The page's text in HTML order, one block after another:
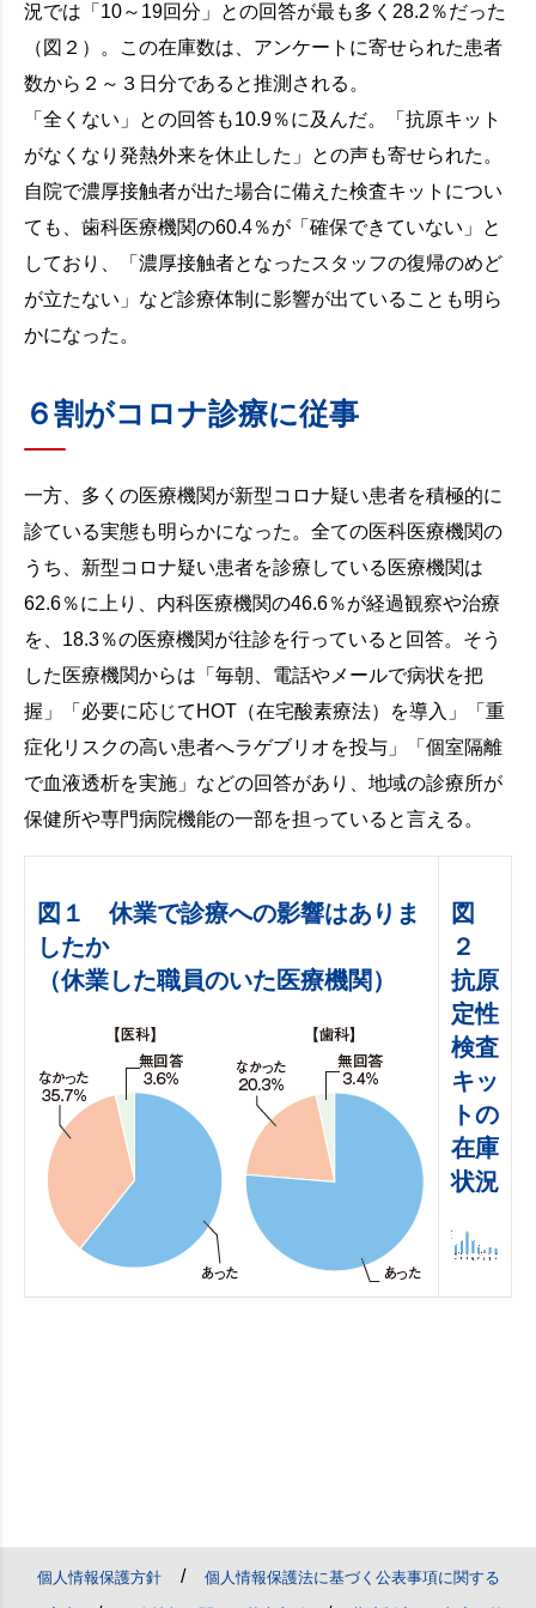
況では「10～19回分」との回答が最も多く28.2％だった
（図２）。この在庫数は、アンケートに寄せられた患者
数から２～３日分であると推測される。
「全くない」との回答も10.9％に及んだ。「抗原キット
がなくなり発熱外来を休止した」との声も寄せられた。
自院で濃厚接触者が出た場合に備えた検査キットについ
ても、歯科医療機関の60.4％が「確保できていない」と
しており、「濃厚接触者となったスタッフの復帰のめど
が立たない」など診療体制に影響が出ていることも明ら
かになった。
６割がコロナ診療に従事
一方、多くの医療機関が新型コロナ疑い患者を積極的に
診ている実態も明らかになった。全ての医科医療機関の
うち、新型コロナ疑い患者を診療している医療機関は
62.6％に上り、内科医療機関の46.6％が経過観察や治療
を、18.3％の医療機関が往診を行っていると回答。そう
した医療機関からは「毎朝、電話やメールで病状を把
握」「必要に応じてHOT（在宅酸素療法）を導入」「重
症化リスクの高い患者へラゲブリオを投与」「個室隔離
で血液透析を実施」などの回答があり、地域の診療所が
保健所や専門病院機能の一部を担っていると言える。
図１ 休業で診療への影響はありま
したか
（休業した職員のいた医療機関）
図
２
抗原
定性
検査
キッ
トの
在庫
状況
個人情報保護方針/ 個人情報保護法に基づく公表事項に関する